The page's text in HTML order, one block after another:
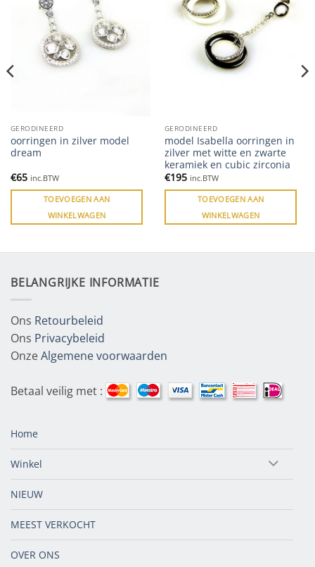
GERODINEERD
oorringen in zilver model
dream
€65 inc.BTW
TOEVOEGEN AAN
WINKELWAGEN
GERODINEERD
model Isabella oorringen in
zilver met witte en zwarte
keramiek en cubic zirconia
€195 inc.BTW
TOEVOEGEN AAN
WINKELWAGEN
BELANGRIJKE INFORMATIE
Ons Retourbeleid
Ons Privacybeleid
OnzeAlgemene voorwaarden
Betaal veilig met :
Home
Winkel
NIEUW
MEEST VERKOCHT
OVER ONS